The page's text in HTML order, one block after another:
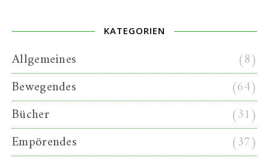
KATEGORIEN
Allgemeines
(8)
Bewegendes
(64)
Bücher
(31)
Empörendes
(37)